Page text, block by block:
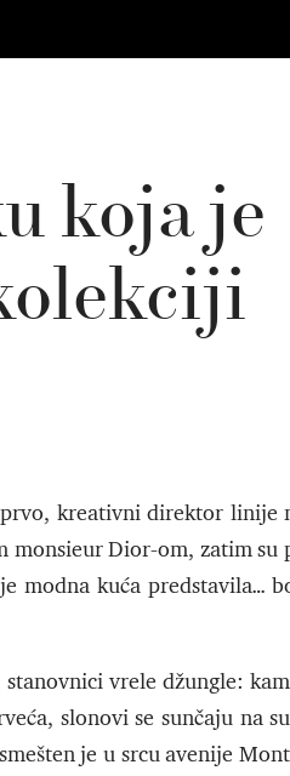
koja je
kreativni direktor linije
monsieur Dior-om, zatim su
modna kuća predstavila…
vrele džungle:
slonovi se sunčaju na
je u srcu avenije